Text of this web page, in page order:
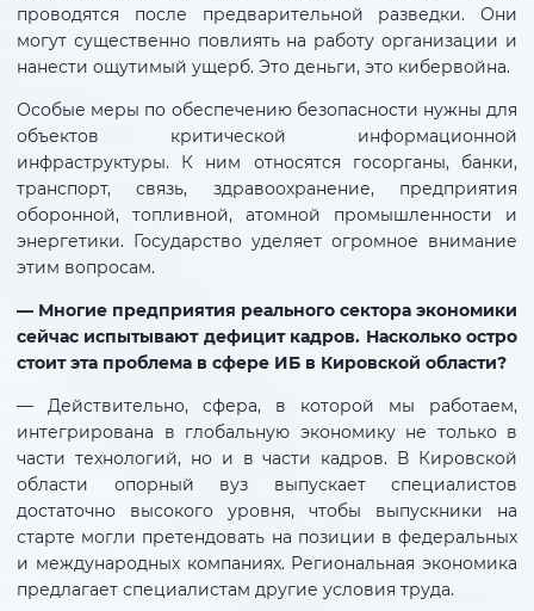
проводятся после предварительной разведки. Они
могут существенно повлиять на работу организации и
нанести ощутимый ущерб. Это деньги, это кибервойна.
Особые меры по обеспечению безопасности нужны для
объектов критической информационной
инфраструктуры. К ним относятся госорганы, банки,
транспорт, связь, здравоохранение, предприятия
оборонной, топливной, атомной промышленности и
энергетики. Государство уделяет огромное внимание
этим вопросам.
— Многие предприятия реального сектора экономики
сейчас испытывают дефицит кадров. Насколько остро
стоит эта проблема в сфере ИБ в Кировской области?
— Действительно, сфера, в которой мы работаем,
интегрирована в глобальную экономику не только в
части технологий, но и в части кадров. В Кировской
области опорный вуз выпускает специалистов
достаточно высокого уровня, чтобы выпускники на
старте могли претендовать на позиции в федеральных
и международных компаниях. Региональная экономика
предлагает специалистам другие условия труда.